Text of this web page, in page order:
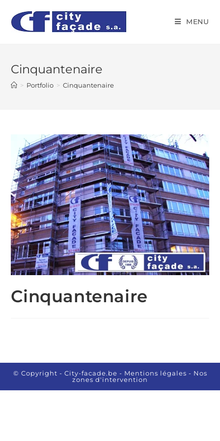
MENU
Cinquantenaire
> Portfolio > Cinquantenaire
Cinquantenaire
© Copyright - City-facade.be - Mentions légales - Nos
zones d'intervention